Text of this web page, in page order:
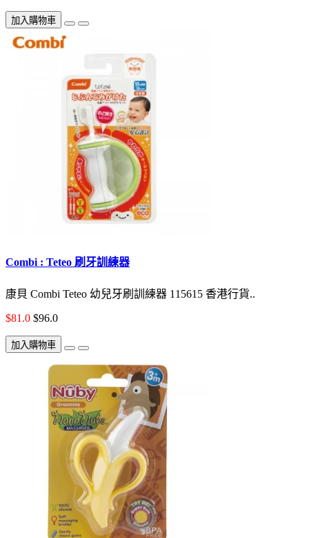
加入購物車
Combi : Teteo 刷牙訓練器
康貝 Combi Teteo 幼兒牙刷訓練器 115615 香港行貨..
$81.0 $96.0
加入購物車